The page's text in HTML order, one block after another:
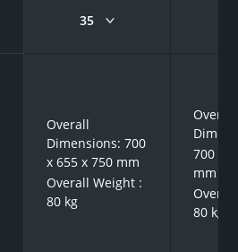
35
Overall
Dimensions: 700
x 655 x 750 mm
Overall Weight :
80 kg
Overall
700 x
mm
80 kg